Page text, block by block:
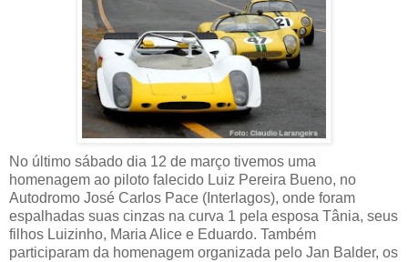
No último sábado dia 12 de março tivemos uma
homenagem ao piloto falecido Luiz Pereira Bueno, no
Autodromo José Carlos Pace (Interlagos), onde foram
espalhadas suas cinzas na curva 1 pela esposa Tânia, seus
filhos Luizinho, Maria Alice e Eduardo. Também
participaram da homenagem organizada pelo Jan Balder, os